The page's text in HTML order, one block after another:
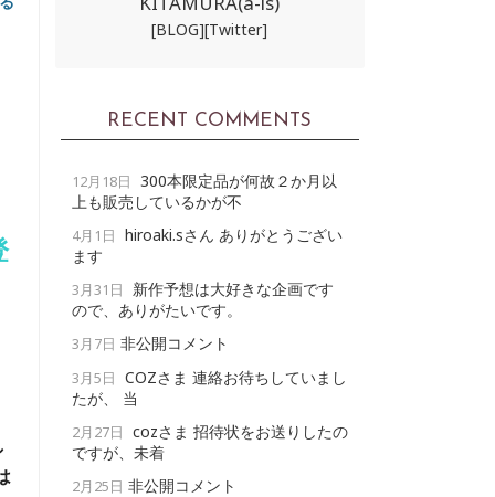
[BLOG][Twitter]
RECENT COMMENTS
12月18日 300本限定品が何故２か月以
上も販売しているかが不
4月1日 hiroaki.sさん ありがとうござい
ます
3月31日
新作予想は大好きな企画です
ので、ありがたいです。
3月7日 非公開コメント
3月5日 COZさま 連絡お待ちしていまし
たが、 当
2月27日 cozさま 招待状をお送りしたの
ですが、未着
2月25日 非公開コメント